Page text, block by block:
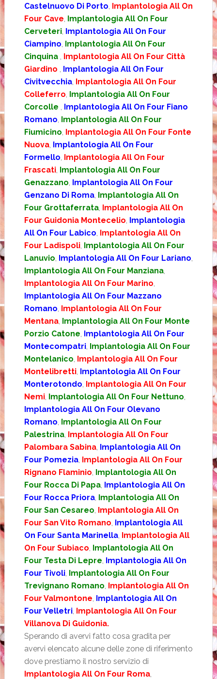
Castelnuovo Di Porto Implantologia All On
Four Cave Implantologia All On Four
Cerveteri, Implantologia All On Four
Ciampino Implantologia All On Four
Cinquina
Implantologia All On Four Città
Giardino
Implantologia All On Four
Civitvecchia, Implantologia All On Four
Colleferro Implantologia All On Four
Corcolle
Implantologia All On Four Fiano
Romano Implantologia All On Four
Fiumicino Implantologia All On Four Fonte
Nuova, Implantologia All On Four
Formello Implantologia All On Four
Frascati, Implantologia All On Four
Genazzano Implantologia All On Four
Genzano Di Roma, Implantologia All On
Four Grottaferrata, Implantologia All On
Four Guidonia Montecelio Implantologia
All On Four Labico Implantologia All On
Four Ladispoli, Implantologia All On Four
Lanuvio Implantologia All On Four Lariano
Implantologia All On Four Manziana,
Implantologia All On Four Marino
Implantologia All On Four Mazzano
Romano Implantologia All On Four
Mentana, Implantologia All On Four Monte
Porzio Catone Implantologia All On Four
Montecompatri, Implantologia All On Four
Montelanico Implantologia All On Four
Montelibretti, Implantologia All On Four
Monterotondo Implantologia All On Four
Nemi, Implantologia All On Four Nettuno
Implantologia All On Four Olevano
Romano Implantologia All On Four
Palestrina, Implantologia All On Four
Palombara Sabina, Implantologia All On
Four Pomezia, Implantologia All On Four
Rignano Flaminio Implantologia All On
Four Rocca Di Papa, Implantologia All On
Four Rocca Priora, Implantologia All On
Four San Cesareo Implantologia All On
Four San Vito Romano Implantologia All
On Four Santa Marinella, Implantologia All
On Four Subiaco Implantologia All On
Four Testa Di Lepre Implantologia All On
Four Tivoli, Implantologia All On Four
Trevignano Romano Implantologia All On
Four Valmontone Implantologia All On
Four Velletri, Implantologia All On Four
Villanova Di Guidonia.
Sperando di avervi fatto cosa gradita per
avervi elencato alcune delle zone di riferimento
dove prestiamo il nostro servizio di
Implantologia All On Four Roma,